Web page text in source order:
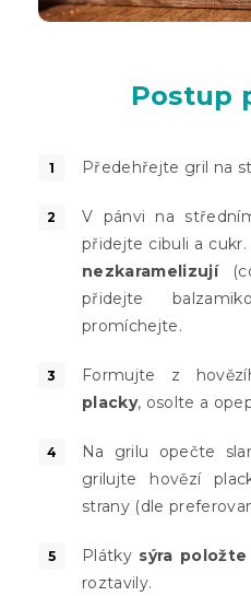
Postup
Předehřejte gril na
V pánvi na
přidejte cibuli a cukr.
nezkaramelizují
přidejte
promíchejte.
Formujte z
placky, osolte a
Na grilu opečte
grilujte hovězí
strany (dle
Plátky sýra
roztavily.